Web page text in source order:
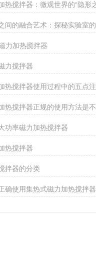
力加热搅拌器
力搅拌器
功率磁力加热搅拌器
热搅拌器
拌器的分类
确使用集热式磁力加热搅拌器